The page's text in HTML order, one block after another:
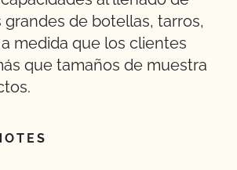
de botellas, tarros,
medida que los clientes
que tamaños de muestra